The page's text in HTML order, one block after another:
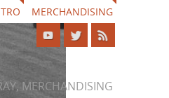
MERCHANDISING
MERCHANDISING